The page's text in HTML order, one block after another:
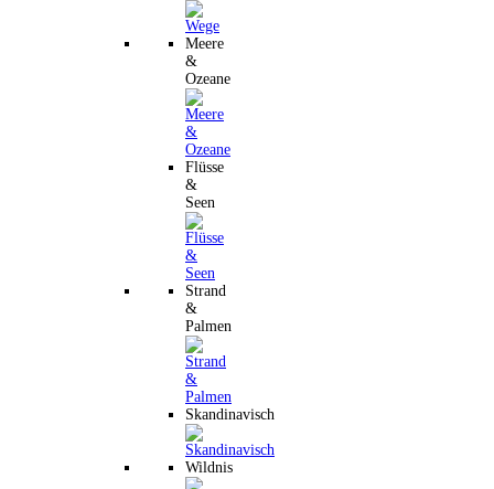
Meere
&
Ozeane
Flüsse
&
Seen
Strand
&
Palmen
Skandinavisch
Wildnis